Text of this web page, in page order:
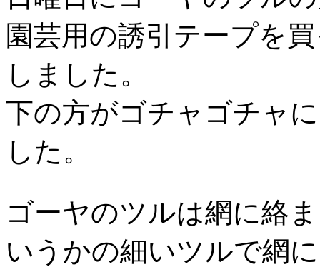
園芸用の誘引テープを
しました。
下の方がゴチャゴチャ
した。
ゴーヤのツルは網に絡
いうかの細いツルで網